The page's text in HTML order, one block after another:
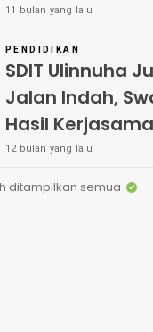
11 bulan yang lalu
PENDIDIKAN
SDIT Ulinnuha
Jalan Indah,
Hasil
12 bulan yang lalu
ditampilkan semua